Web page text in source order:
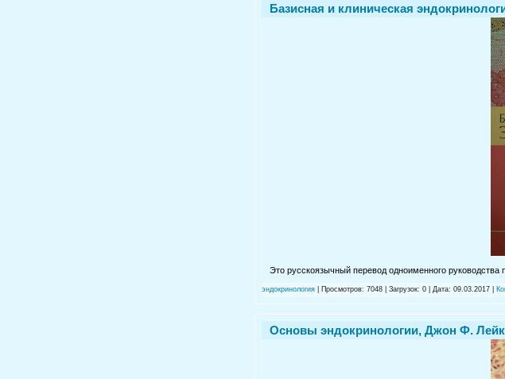
Базисная и клиническая
Это русскоязычный перевод одноименного руководства
эндокринология | Просмотров: 7048 | Загрузок: 0 | Дата: 09.03.2017
Основы эндокринологии, Джон Ф.